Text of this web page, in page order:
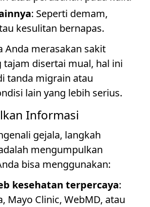
: Seperti demam,
kesulitan bernapas.
Anda merasakan sakit
tajam disertai mual, hal ini
tanda migrain atau
lain yang lebih serius.
Informasi
gejala, langkah
mengumpulkan
bisa menggunakan:
kesehatan terpercaya:
Mayo Clinic, WebMD, atau